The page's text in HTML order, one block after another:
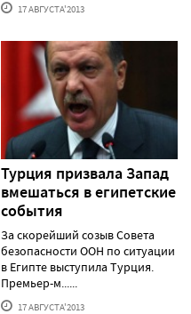
17 АВГУСТА'2013
Турция призвала Запад
вмешаться в египетские
события
За скорейший созыв Совета
безопасности ООН по ситуации
в Египте выступила Турция.
Премьер-м......
17 АВГУСТА'2013